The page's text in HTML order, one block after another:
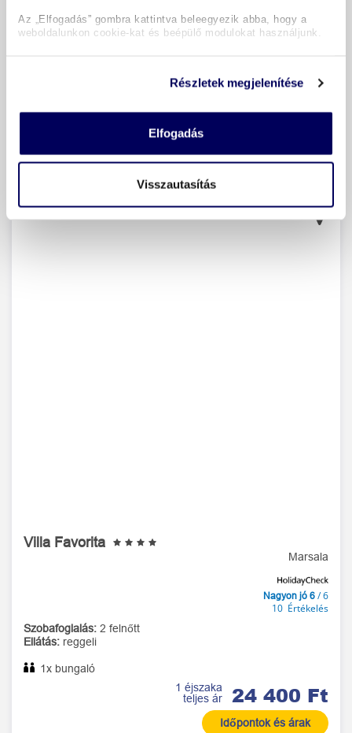
Az „Elfogadás” gombra kattintva beleegyezik abba, hogy a
weboldalunkon cookie-kat és beépülő modulokat használjunk.
Részletek megjelenítése
Elfogadás
Visszautasítás
Jó 4,7
90 Értékelés
teljes ár
Időpontok és árak
Villa Favorita
Marsala
Nagyon jó 6 / 6
10 Értékelés
Szobafoglalás: 2 felnőtt
Ellátás: reggeli
1x bungaló
1 éjszaka
teljes ár
24 400 Ft
Időpontok és árak